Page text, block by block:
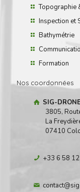
Topographie
Inspection et
Bathymétrie
Formation
Nos coordonnées
SIG-
3805,
La
07410
+33 6 58